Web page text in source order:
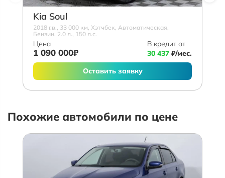
Kia Soul
2018 г.в., 33 000 км, Хэтчбек, Автоматическая,
Бензин, 2.0 л., 150 л.с.
Цена
1 090 000₽
В кредит от
30 437 ₽/мес.
Оставить заявку
Похожие автомобили по цене